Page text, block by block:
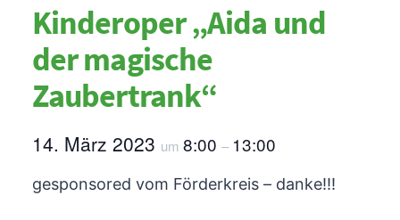
Kinderoper „Aida und
der magische
Zaubertrank“
14. März 2023 um 8:00 – 13:00
gesponsored vom Förderkreis – danke!!!